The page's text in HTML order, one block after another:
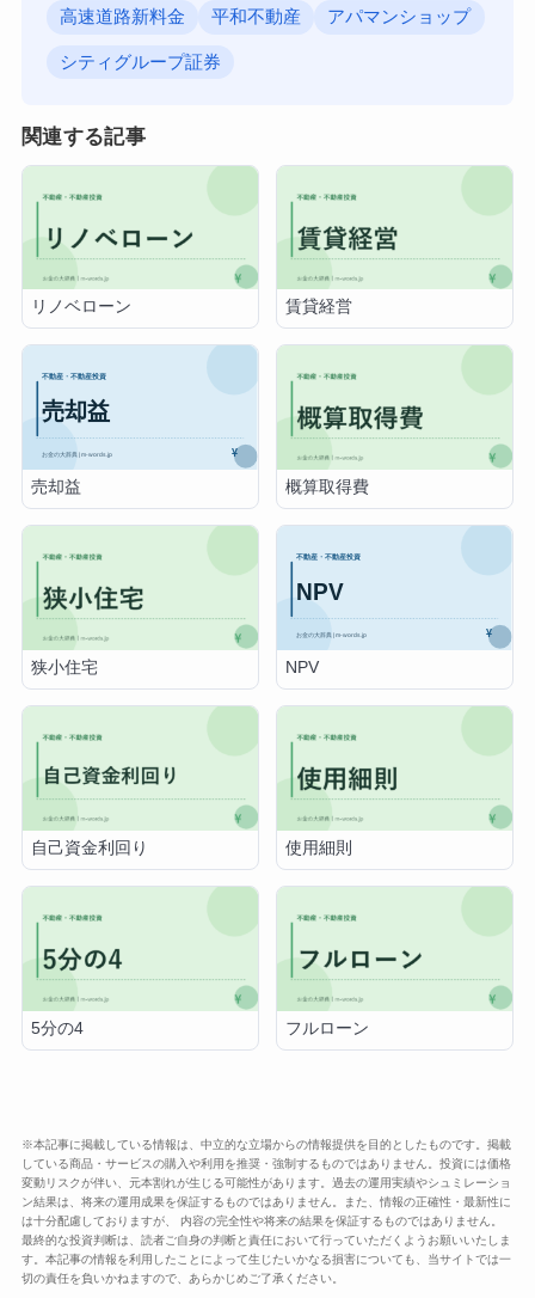
高速道路新料金 平和不動産 アパマンショップ
シティグループ証券
関連する記事
リノベローン 賃貸経営
売却益 概算取得費
狭小住宅 NPV
自己資金利回り 使用細則
5分の4 フルローン
※本記事に掲載している情報は、中立的な立場からの情報提供を目的としたものです。掲載
している商品・サービスの購入や利用を推奨・強制するものではありません。投資には価格
変動リスクが伴い、元本割れが生じる可能性があります。過去の運用実績やシュミレーショ
ン結果は、将来の運用成果を保証するものではありません。また、情報の正確性・最新性に
は十分配慮しておりますが、 内容の完全性や将来の結果を保証するものではありません。
最終的な投資判断は、読者ご自身の判断と責任において行っていただくようお願いいたしま
す。本記事の情報を利用したことによって生じたいかなる損害についても、当サイトでは一
切の責任を負いかねますので、あらかじめご了承ください。